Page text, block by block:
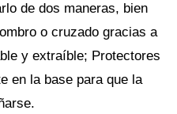
de dos maneras, bien
o cruzado gracias a
y extraíble; Protectores
en la base para que la